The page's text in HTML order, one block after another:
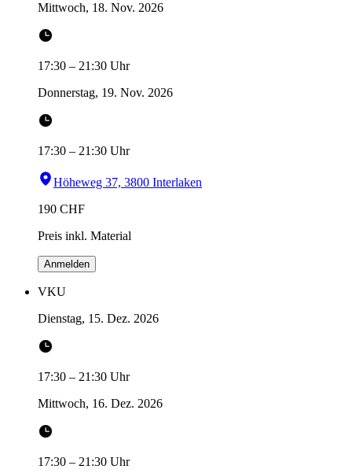
Mittwoch, 18. Nov. 2026
17:30 – 21:30 Uhr
Donnerstag, 19. Nov. 2026
17:30 – 21:30 Uhr
Höheweg 37, 3800 Interlaken
190 CHF
Preis inkl. Material
Anmelden
VKU
Dienstag, 15. Dez. 2026
17:30 – 21:30 Uhr
Mittwoch, 16. Dez. 2026
17:30 – 21:30 Uhr